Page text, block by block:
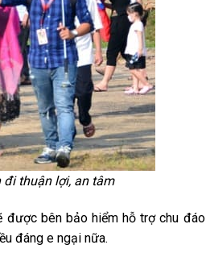
đi thuận lợi, an tâm
được bên bảo hiểm hỗ trợ chu đáo
đáng e ngại nữa.